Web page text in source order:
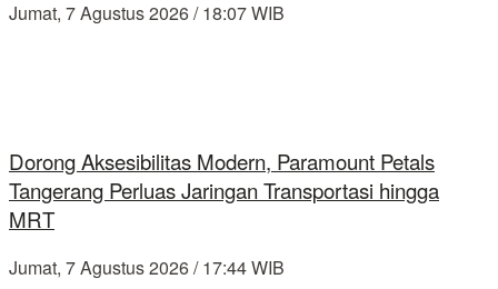
Jumat, 7 Agustus 2026 / 18:07 WIB
Dorong Aksesibilitas Modern, Paramount Petals
Tangerang Perluas Jaringan Transportasi hingga
MRT
Jumat, 7 Agustus 2026 / 17:44 WIB